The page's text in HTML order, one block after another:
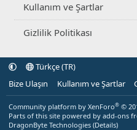
Kullanım ve Şartlar
Gizlilik Politikası
Türkçe (TR)
Bize Ulaşın
Kullanım ve Şartlar
Community platform by XenForo® ©
Parts of this site powered by add-ons
DragonByte Technologies (Details)